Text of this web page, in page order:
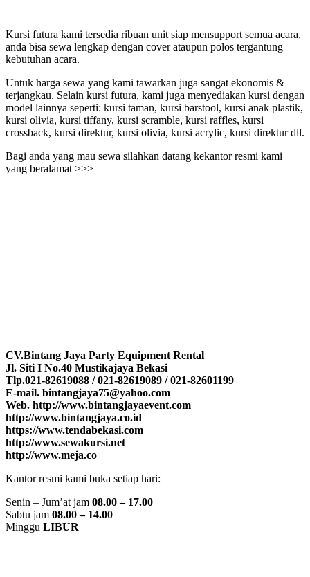
Kursi futura kami tersedia ribuan unit siap mensupport semua acara,
anda bisa sewa lengkap dengan cover ataupun polos tergantung
kebutuhan acara.
Untuk harga sewa yang kami tawarkan juga sangat ekonomis &
terjangkau. Selain kursi futura, kami juga menyediakan kursi dengan
model lainnya seperti: kursi taman, kursi barstool, kursi anak plastik,
kursi olivia, kursi tiffany, kursi scramble, kursi raffles, kursi
crossback, kursi direktur, kursi olivia, kursi acrylic, kursi direktur dll.
Bagi anda yang mau sewa silahkan datang kekantor resmi kami
yang beralamat >>>
CV.Bintang Jaya Party Equipment Rental
Jl. Siti I No.40 Mustikajaya Bekasi
Tlp.021-82619088 / 021-82619089 / 021-82601199
E-mail. bintangjaya75@yahoo.com
Web. http://www.bintangjayaevent.com
http://www.bintangjaya.co.id
https://www.tendabekasi.com
http://www.sewakursi.net
http://www.meja.co
Kantor resmi kami buka setiap hari:
Senin – Jum’at jam 08.00 – 17.00
Sabtu jam 08.00 – 14.00
Minggu LIBUR